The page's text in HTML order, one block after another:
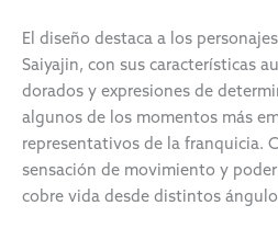
El diseño destaca a los
Saiyajin, con sus características
dorados y expresiones de
algunos de los momentos más
representativos de la franquicia.
sensación de movimiento y
cobre vida desde distintos